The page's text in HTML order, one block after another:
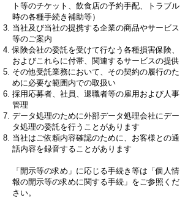
ト等のチケット、飲食店の予約手配、トラブル
時の各種手続き補助等）
当社及び当社の提携する企業の商品やサービス
等のご案内
保険会社の委託を受けて行なう各種損害保険、
およびこれらに付帯、関連するサービスの提供
その他受託業務において、その契約の履行のた
めに必要な範囲内での取扱い
採用応募者、社員、退職者等の雇用および人事
管理
データ処理のために外部データ処理会社にデー
タ処理の委託を行うことがあります
当社はご依頼内容確認のために、お客様との通
話内容を録音することがあります
「開示等の求め」に応じる手続き等は「個人情
報の開示等の求めに関する手続」をご参照くだ
さい。